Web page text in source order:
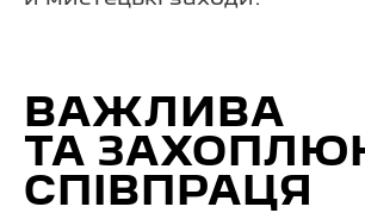
ВАЖЛИВА
ТА
СПІВПРАЦЯ